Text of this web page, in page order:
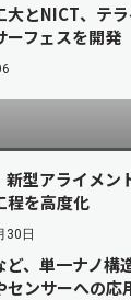
大とNICT、テ
ーフェスを開発
新型アライメ
程を高度化
30日
ど、単一ナノ
センサーへの応